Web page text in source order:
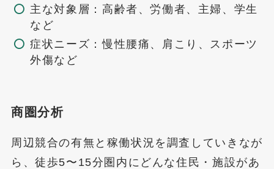
主な対象層：高齢者、労働者、主婦、学生
など
症状ニーズ：慢性腰痛、肩こり、スポーツ
外傷など
商圏分析
周辺競合の有無と稼働状況を調査していきなが
ら、徒歩5〜15分圏内にどんな住民・施設があ